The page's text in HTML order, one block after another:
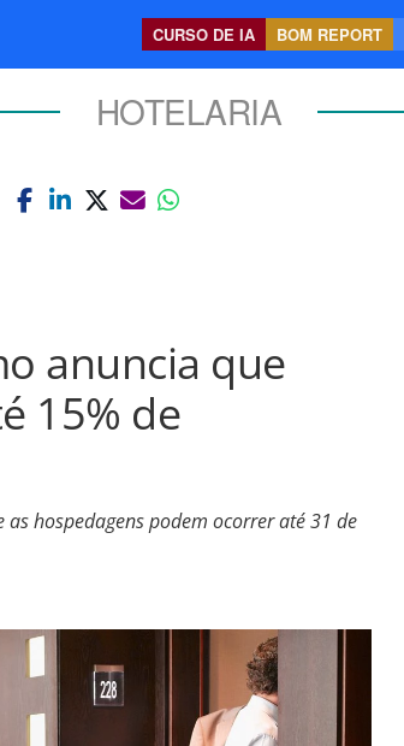
CURSO DE IA BOM REPORT
HOTELARIA
anuncia que
15% de
hospedagens podem ocorrer até 31 de